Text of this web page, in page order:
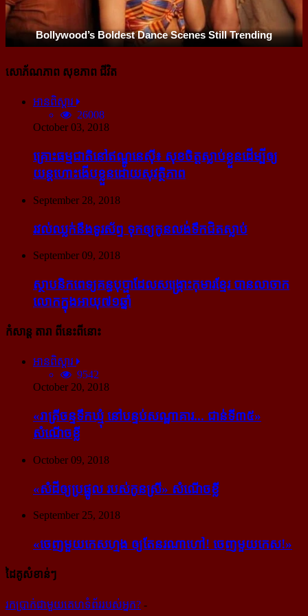
សោភ័ណភាព សុខភាព ជីវិត
អានពិស្ដារ
26008
October 03, 2018
គ្រោះធម្មជាតិនៅឥណ្ឌូនេស៊ី៖ សុខចិត្ត​ស្លាប់​ខ្លួន​ដើម្បី​ឲ្យ​
យន្ដហោះ​ងើប​ខ្លួន​ដោយ​សុវត្ថិភាព
September 28, 2018
រវល់​ឈ្លក់​នឹង​ទូរស័ព្ទ ទុក​ឲ្យ​កូន​លង់​ទឹក​ជិត​ស្លាប់
September 09, 2018
ស្ថាបនិក​ពេទ្យ​គន្ធបុប្ផា​ដែល​សង្គ្រោះ​កុមារ​ខ្មែរ​ បាន​លាចាក​
លោក​ក្នុង​អាយុ​៧១ឆ្នាំ
កំសាន្ដ តារា ពីនេះពីនោះ
អានពិស្ដារ
9542
October 20, 2018
«រាត្រីចន្ទទឹកឃ្មុំ នៅបន្ទប់សណ្ឋាគារ... ជាន់ទី៣៥»
សំណើចខ្លី
October 09, 2018
«សំដី​ឲ្យ​ប្រផ្នូល របស់​កូនស្រី» សំណើចខ្លី
September 25, 2018
«ចេញ​មួយ​កេស​ហ្មង ឲ្យ​តែ​នរណា​ហៅ! ចេញ​មួយ​កេស!»
ដៃគូសំខាន់ៗ
រក​​ប្រាក់​​ជា​​មួយ​​គេហទំព័រ​​របស់​​អ្នក? -